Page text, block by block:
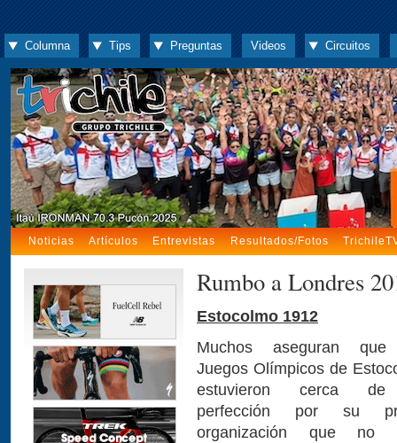
Columna Tips Preguntas Videos Circuitos
Noticias Artículos Entrevistas Resultados/Fotos
Rumbo a Londres
Estocolmo 1912
Muchos aseguran
Juegos Olímpicos de
estuvieron cerca
perfección por su
organización que no